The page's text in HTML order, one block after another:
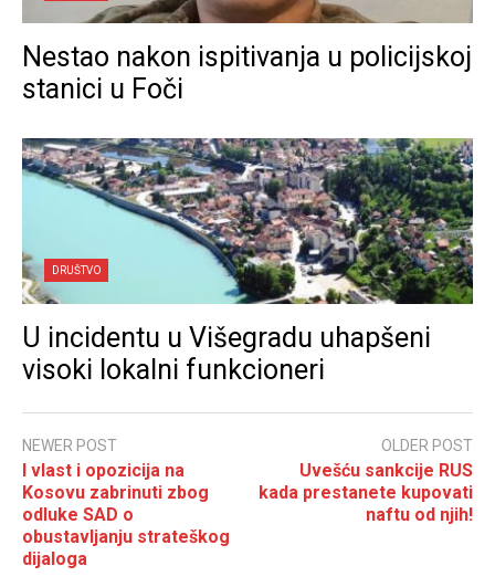
Nestao nakon ispitivanja u policijskoj
stanici u Foči
DRUŠTVO
U incidentu u Višegradu uhapšeni
visoki lokalni funkcioneri
NEWER POST
I vlast i opozicija na
Kosovu zabrinuti zbog
odluke SAD o
obustavljanju strateškog
dijaloga
OLDER POST
Uvešću sankcije RUS
kada prestanete kupovati
naftu od njih!